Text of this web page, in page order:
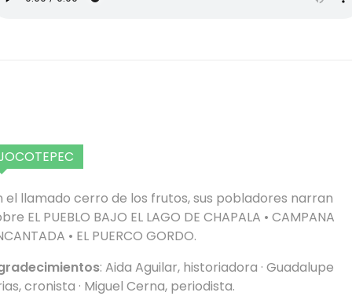
el llamado cerro de los frutos, sus pobladores narran
EL PUEBLO BAJO EL LAGO DE CHAPALA • CAMPANA
• EL PUERCO GORDO.
: Aida Aguilar, historiadora · Guadalupe
cronista · Miguel Cerna, periodista.